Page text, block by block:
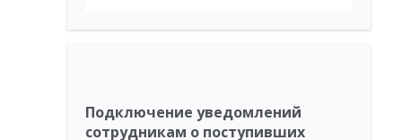
Подключение уведомлений
сотрудникам о поступивших